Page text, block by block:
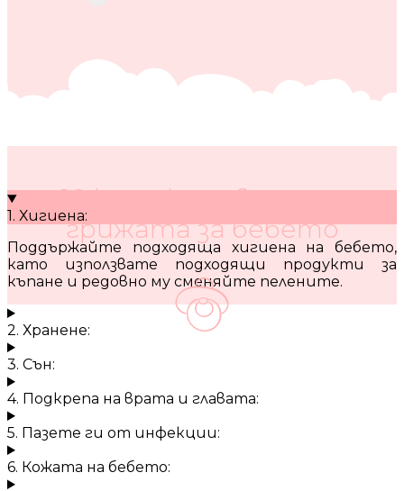
10 кратки съвета за
грижата за бебето
1. Хигиена:
Поддържайте подходяща хигиена на бебето,
като използвате подходящи продукти за
къпане и редовно му сменяйте пелените.
2. Хранене:
3. Сън:
4. Подкрепа на врата и главата:
5. Пазете ги от инфекции:
6. Кожата на бебето: